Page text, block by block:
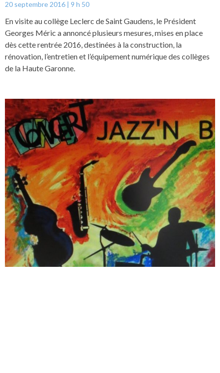
20 septembre 2016 9 h 50
En visite au collège Leclerc de Saint Gaudens, le Président
Georges Méric a annoncé plusieurs mesures, mises en place
dès cette rentrée 2016, destinées à la construction, la
rénovation, l’entretien et l’équipement numérique des collèges
de la Haute Garonne.